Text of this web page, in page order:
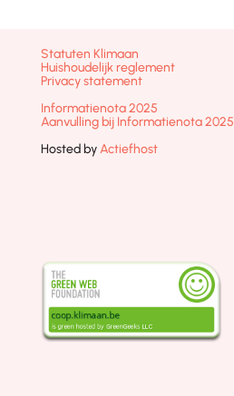
Statuten Klimaan
Huishoudelijk reglement
Privacy statement
Informatienota 2025
Aanvulling bij Informatienota 2025
Hosted byActiefhost